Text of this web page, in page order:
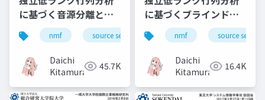
に基づく音源分離とそ
の発展（Audio source
separation based on
independent low-
rank matrix analysis
and its extensions）
nmf source separation music bss
Daichi
Kitamura
45.7K
に基づくブラインド音
源分離（Blind source
separation based on
independent low-
rank matrix
analysis）
nmf source
Daichi
Kitamura
16.4K